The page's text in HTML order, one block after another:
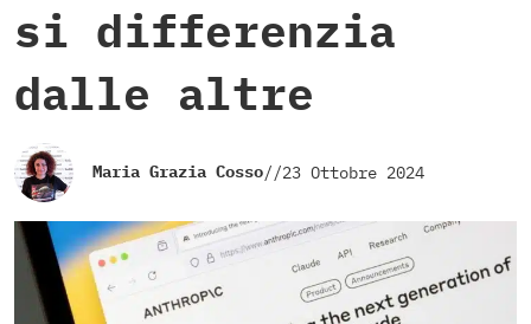
si differenzia
dalle altre
Maria Grazia Cosso//23 Ottobre 2024